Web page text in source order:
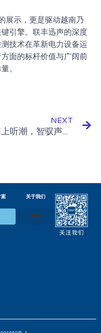
展示，更是驱动越南乃
引擎。联丰迅声的深度
技术在革新电力设备运
面的标杆价值与广阔前
。
NEXT
塞上听潮，智驭声波：联丰迅声前沿声学AI方案点亮西部声学盛会
案 关于我们